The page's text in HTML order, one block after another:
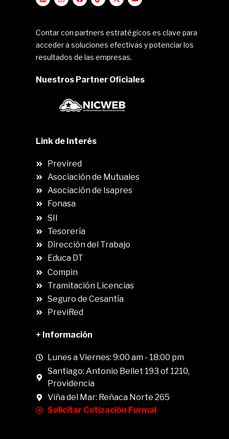
Contar con partners estratégicos es clave para
acceder a soluciones efectivas y potenciar los
resultados de las empresas.
Nuestros Partner Oficiales
Link de Interés
Previred
Asociación de Mutuales
Asociación de Isapres
Fonasa
SII
Tesorería
Dirección del Trabajo
Educa DT
Compin
Tramitación Licencias
Seguro de Cesantía
PreviRed
+ Información
Lunes a Viernes: 9:00 am - 18:00 pm
Santiago: Antonio Bellet 193 of 1210,
Providencia
Viña del Mar: Reñaca Norte 265
Solicitar Cotización Formal